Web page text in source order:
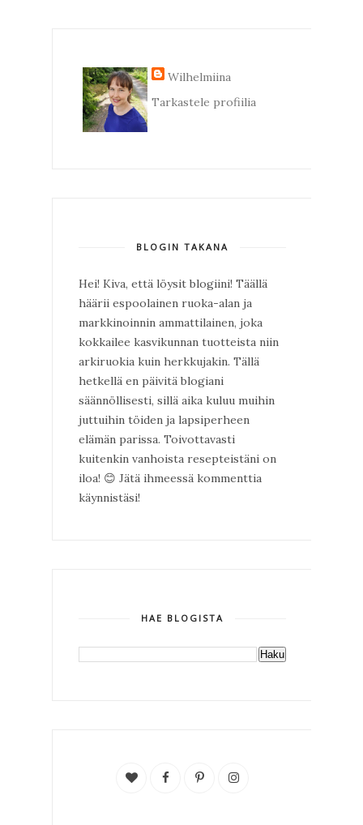
Wilhelmiina
Tarkastele profiilia
BLOGIN TAKANA
Hei! Kiva, että löysit blogiini! Täällä
häärii espoolainen ruoka-alan ja
markkinoinnin ammattilainen, joka
kokkailee kasvikunnan tuotteista niin
arkiruokia kuin herkkujakin. Tällä
hetkellä en päivitä blogiani
säännöllisesti, sillä aika kuluu muihin
juttuihin töiden ja lapsiperheen
elämän parissa. Toivottavasti
kuitenkin vanhoista resepteistäni on
iloa! 😊 Jätä ihmeessä kommenttia
käynnistäsi!
HAE BLOGISTA